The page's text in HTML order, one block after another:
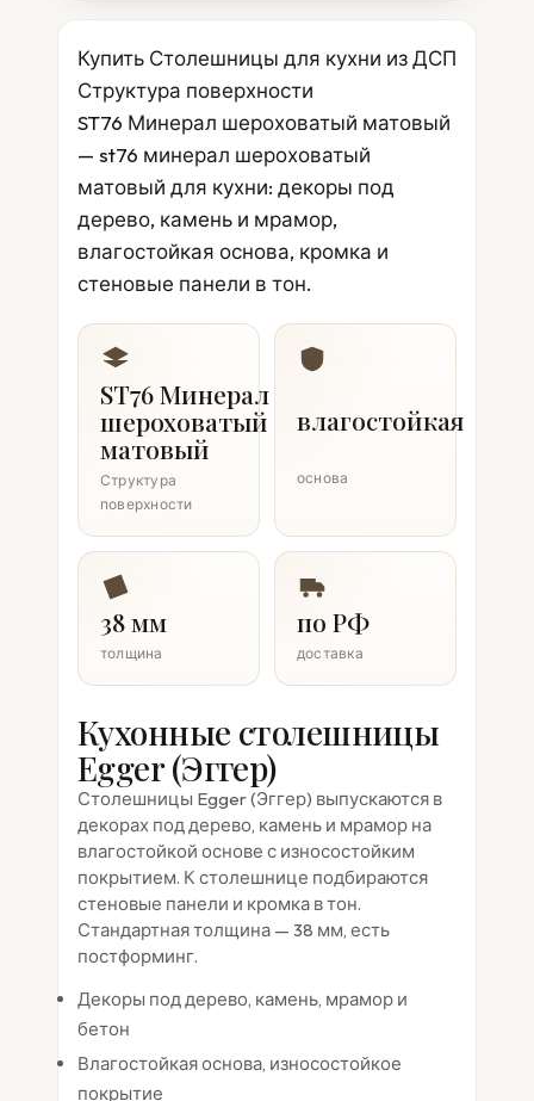
Купить Столешницы для кухни из ДСП
Структура поверхности
ST76 Минерал шероховатый матовый
— st76 минерал шероховатый
матовый для кухни: декоры под
дерево, камень и мрамор,
влагостойкая основа, кромка и
стеновые панели в тон.
ST76 Минерал
шероховатый
матовый
Структура
поверхности
влагостойкая
основа
38 мм
толщина
по РФ
доставка
Кухонные столешницы
Egger (Эггер)
Столешницы Egger (Эггер) выпускаются в
декорах под дерево, камень и мрамор на
влагостойкой основе с износостойким
покрытием. К столешнице подбираются
стеновые панели и кромка в тон.
Стандартная толщина — 38 мм, есть
постформинг.
Декоры под дерево, камень, мрамор и
бетон
Влагостойкая основа, износостойкое
покрытие